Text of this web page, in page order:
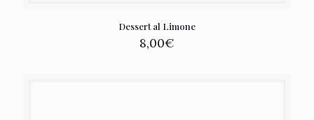
Dessert al Limone
8,00€